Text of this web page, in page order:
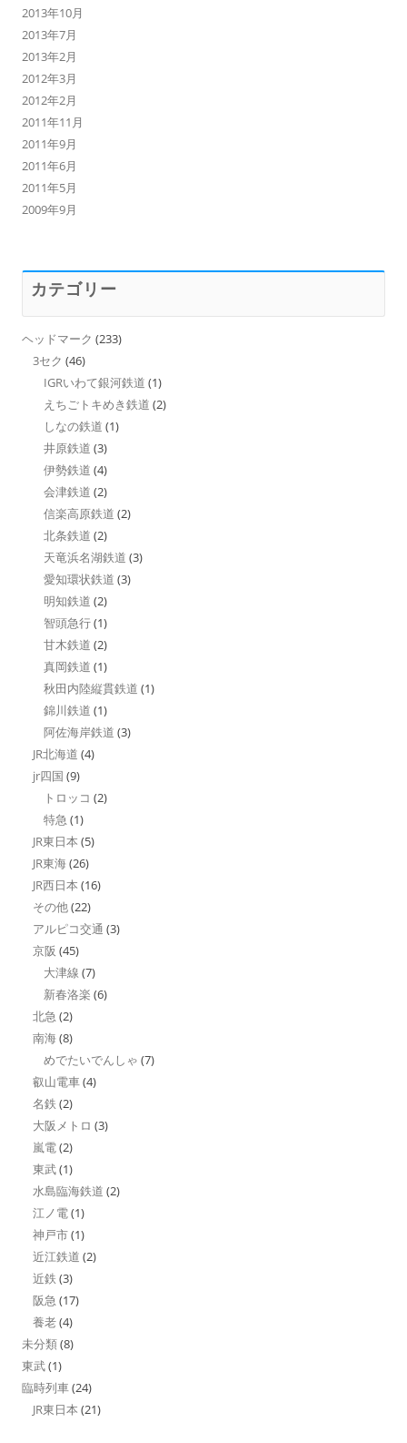
2013年10月
2013年7月
2013年2月
2012年3月
2012年2月
2011年11月
2011年9月
2011年6月
2011年5月
2009年9月
カテゴリー
ヘッドマーク (233)
3セク (46)
IGRいわて銀河鉄道 (1)
えちごトキめき鉄道 (2)
しなの鉄道 (1)
井原鉄道 (3)
伊勢鉄道 (4)
会津鉄道 (2)
信楽高原鉄道 (2)
北条鉄道 (2)
天竜浜名湖鉄道 (3)
愛知環状鉄道 (3)
明知鉄道 (2)
智頭急行(1)
甘木鉄道 (2)
真岡鉄道 (1)
秋田内陸縦貫鉄道 (1)
錦川鉄道 (1)
阿佐海岸鉄道 (3)
JR北海道 (4)
jr四国 (9)
トロッコ (2)
特急 (1)
JR東日本 (5)
JR東海(26)
JR西日本 (16)
その他(22)
アルピコ交通 (3)
京阪 (45)
大津線 (7)
新春洛楽 (6)
北急 (2)
南海(8)
めでたいでんしゃ (7)
叡山電車(4)
名鉄 (2)
大阪メトロ (3)
嵐電(2)
東武(1)
水島臨海鉄道 (2)
江ノ電(1)
神戸市(1)
近江鉄道 (2)
近鉄 (3)
阪急 (17)
養老(4)
未分類(8)
東武(1)
臨時列車(24)
JR東日本 (21)